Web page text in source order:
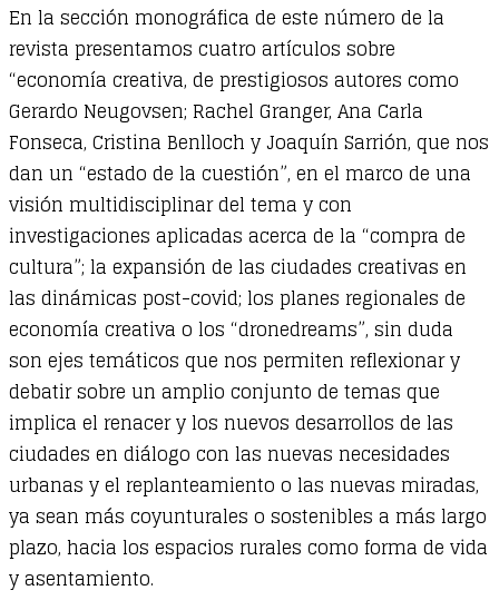
En la sección monográfica de este número de la
revista presentamos cuatro artículos sobre
“economía creativa, de prestigiosos autores como
Gerardo Neugovsen; Rachel Granger, Ana Carla
Fonseca, Cristina Benlloch y Joaquín Sarrión, que nos
dan un “estado de la cuestión”, en el marco de una
visión multidisciplinar del tema y con
investigaciones aplicadas acerca de la “compra de
cultura”; la expansión de las ciudades creativas en
las dinámicas post-covid; los planes regionales de
economía creativa o los “dronedreams”, sin duda
son ejes temáticos que nos permiten reflexionar y
debatir sobre un amplio conjunto de temas que
implica el renacer y los nuevos desarrollos de las
ciudades en diálogo con las nuevas necesidades
urbanas y el replanteamiento o las nuevas miradas,
ya sean más coyunturales o sostenibles a más largo
plazo, hacia los espacios rurales como forma de vida
y asentamiento.